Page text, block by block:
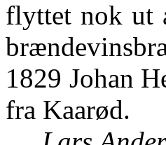
flyttet nok ut
1829 Johan
fra Kaarød.